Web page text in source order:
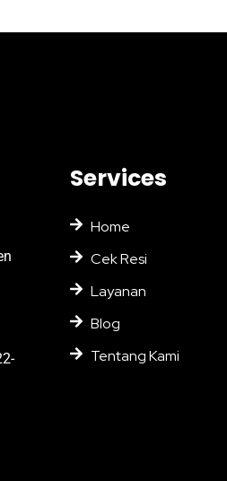
Services
Home
Cek Resi
Layanan
Blog
Tentang Kami